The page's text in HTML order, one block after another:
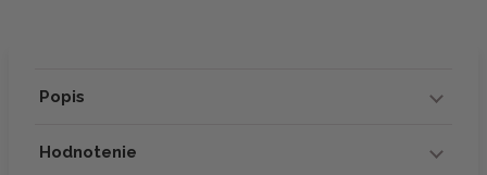
Popis
Hodnotenie